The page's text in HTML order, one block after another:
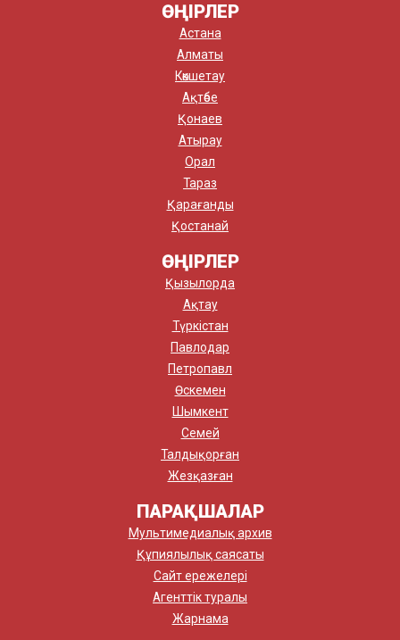
ӨҢІРЛЕР
Астана
Алматы
Көкшетау
Ақтөбе
Қонаев
Атырау
Орал
Тараз
Қарағанды
Қостанай
ӨҢІРЛЕР
Қызылорда
Ақтау
Түркістан
Павлодар
Петропавл
Өскемен
Шымкент
Семей
Талдықорған
Жезқазған
ПАРАҚШАЛАР
Мультимедиалық архив
Құпиялылық саясаты
Сайт ережелері
Агенттік туралы
Жарнама